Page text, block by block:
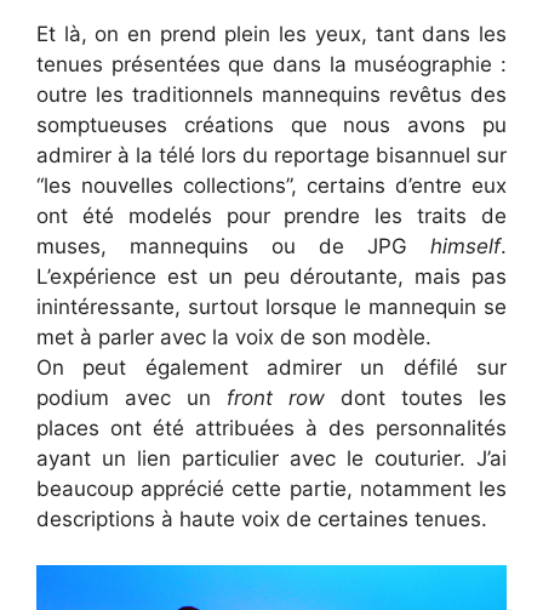
Et là, on en prend plein les yeux, tant dans les
tenues présentées que dans la muséographie :
outre les traditionnels mannequins revêtus des
somptueuses créations que nous avons pu
admirer à la télé lors du reportage bisannuel sur
“les nouvelles collections”, certains d’entre eux
ont été modelés pour prendre les traits de
muses, mannequins ou de JPG himself.
L’expérience est un peu déroutante, mais pas
inintéressante, surtout lorsque le mannequin se
met à parler avec la voix de son modèle.
On peut également admirer un défilé sur
podium avec un front row dont toutes les
places ont été attribuées à des personnalités
ayant un lien particulier avec le couturier. J’ai
beaucoup apprécié cette partie, notamment les
descriptions à haute voix de certaines tenues.